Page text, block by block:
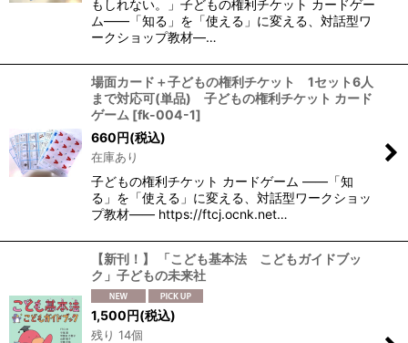
もしれない。」子どもの権利チケット カードゲー
ム——「知る」を「使える」に変える、対話型ワ
ークショップ教材—…
場面カード＋子どもの権利チケット 1セット6人
まで対応可(単品) 子どもの権利チケット カード
ゲーム [fk-004-1]
660円(税込)
在庫あり
子どもの権利チケット カードゲーム ——「知
る」を「使える」に変える、対話型ワークショッ
プ教材—— https://ftcj.ocnk.net…
【新刊！】 「こども基本法 こどもガイドブッ
ク」子どもの未来社
1,500円(税込)
残り 14個